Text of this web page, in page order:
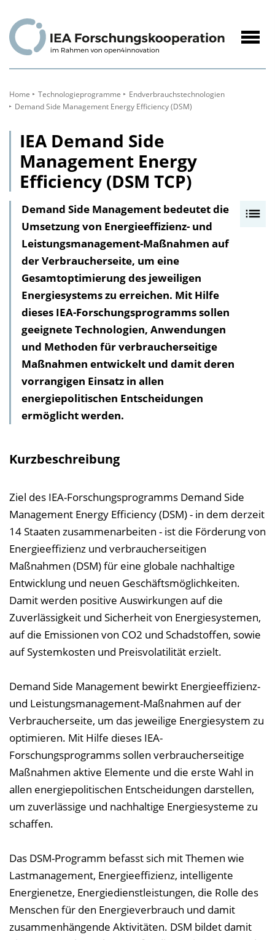
Inhalt
Home Technologieprogramme
Endverbrauchs­technologien
Demand Side Management Energy Efficiency (DSM)
IEA Demand Side
Management Energy
Efficiency (DSM TCP)
s
e
i
n
d
Demand Side Management bedeutet die
Umsetzung von Energieeffizienz- und
Leistungsmanagement-Maßnahmen auf
der Verbraucherseite, um eine
Gesamtoptimierung des jeweiligen
Energiesystems zu erreichen. Mit Hilfe
dieses IEA-Forschungsprogramms sollen
geeignete Technologien, Anwendungen
und Methoden für verbraucherseitige
Maßnahmen entwickelt und damit deren
vorrangigen Einsatz in allen
energiepolitischen Entscheidungen
ermöglicht werden.
Kurzbeschreibung
Ziel des IEA-Forschungsprogramms Demand Side
Management Energy Efficiency (DSM) - in dem derzeit
14 Staaten zusammenarbeiten - ist die Förderung von
Energieeffizienz und verbraucherseitigen
Maßnahmen (DSM) für eine globale nachhaltige
Entwicklung und neuen Geschäftsmöglichkeiten.
Damit werden positive Auswirkungen auf die
Zuverlässigkeit und Sicherheit von Energiesystemen,
auf die Emissionen von CO2 und Schadstoffen, sowie
auf Systemkosten und Preisvolatilität erzielt.
Demand Side Management bewirkt Energieeffizienz-
und Leistungsmanagement-Maßnahmen auf der
Verbraucherseite, um das jeweilige Energiesystem zu
optimieren. Mit Hilfe dieses IEA-
Forschungsprogramms sollen verbraucherseitige
Maßnahmen aktive Elemente und die erste Wahl in
allen energiepolitischen Entscheidungen darstellen,
um zuverlässige und nachhaltige Energiesysteme zu
schaffen.
Das DSM-Programm befasst sich mit Themen wie
Lastmanagement, Energieeffizienz, intelligente
Energienetze, Energiedienstleistungen, die Rolle des
Menschen für den Energieverbrauch und damit
zusammenhängende Aktivitäten. DSM bildet damit